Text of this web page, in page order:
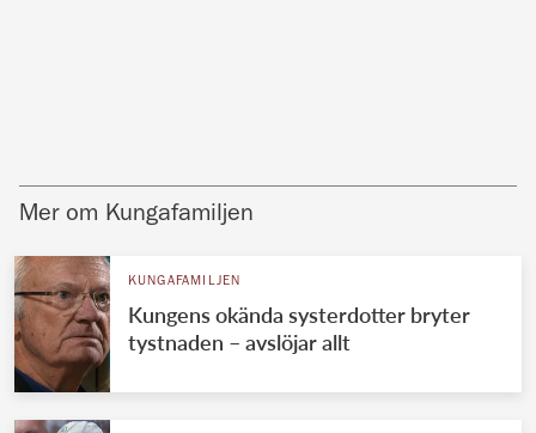
Mer om Kungafamiljen
KUNGAFAMILJEN
Kungens okända systerdotter bryter
tystnaden – avslöjar allt